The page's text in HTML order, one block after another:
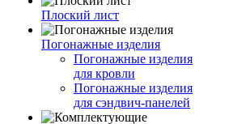
Плоский лист
Погонажные изделия
Погонажные изделия
для кровли
Погонажные изделия
для сэндвич-панелей